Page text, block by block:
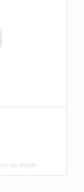
les détails